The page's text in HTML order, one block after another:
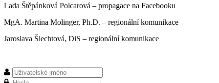
Lada Štěpánková Polcarová – propagace na Facebooku
MgA. Martina Molinger, Ph.D. – regionální komunikace
Jaroslava Šlechtová, DiS – regionální komunikace